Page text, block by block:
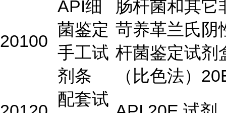
20100
API细
菌鉴定
手工试
剂条
肠杆菌和其它
苛养革兰氏阴
杆菌鉴定试剂
（比色法）
配套试